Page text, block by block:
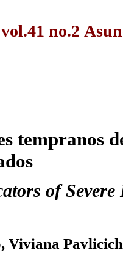
no.2
tempranos
of Severe
Viviana